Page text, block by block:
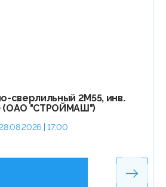
сверлильный 2М55, инв.
(ОАО "СТРОЙМАШ")
| 17:00